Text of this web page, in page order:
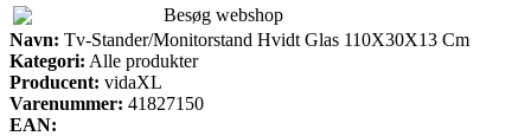
Besøg webshop
Navn: Tv-Stander/Monitorstand Hvidt Glas 110X30X13 Cm
Kategori: Alle produkter
Producent: vidaXL
Varenummer: 41827150
EAN: